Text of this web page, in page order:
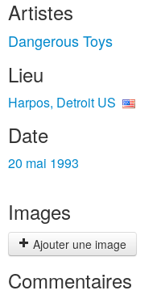
Artistes
Dangerous Toys
Lieu
Harpos, Detroit US
Date
20 mai 1993
Images
Ajouter une image
Commentaires